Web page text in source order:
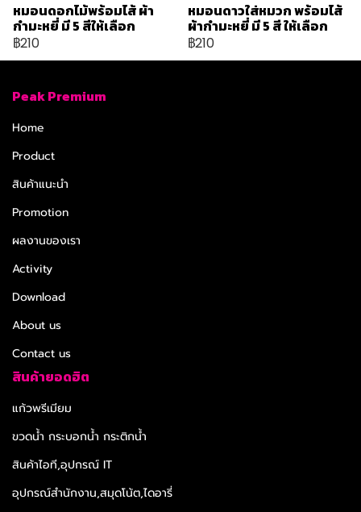
หมอนดอกไม้พร้อมไส้ ผ้า
กำมะหยี่ มี 5 สีให้เลือก
฿210
หมอนดาวใส่หมวก พร้อมไส้
ผ้ากำมะหยี่ มี 5 สี ให้เลือก
฿210
Peak Premium
Home
Product
สินค้าแนะนำ
Promotion
ผลงานของเรา
Activity
Download
About us
Contact us
สินค้ายอดฮิต
แก้วพรีเมียม
ขวดน้ำ กระบอกน้ำ กระติกน้ำ
สินค้าไอที,อุปกรณ์ IT
อุปกรณ์สำนักงาน,สมุดโน้ต,ไดอารี่